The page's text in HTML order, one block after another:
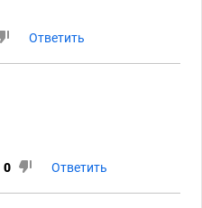
Ответить
0 Ответить